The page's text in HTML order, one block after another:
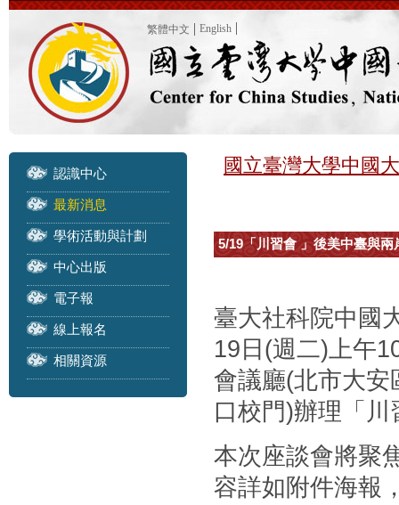
繁體中文 English
認識中心
最新消息
學術活動與計劃
中心出版
電子報
線上報名
相關資源
國立臺灣大學中國
5/19「川習會 」後美中臺與
臺大社科院中國
19日(週二)上午
會議廳(北市大安
口校門)辦理「
本次座談會將聚
容詳如附件海報